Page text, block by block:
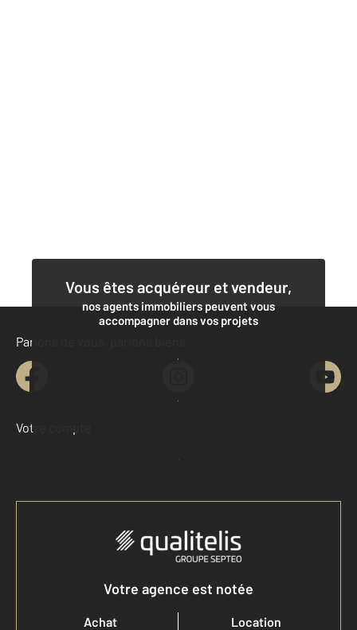
Vous êtes acquéreur et vendeur,
nos agents immobiliers peuvent vous
accompagner dans vos projets
Contacter l'agence
Demander une estimation
Parlons de vous, parlons biens
Votre compte :
Accéder à mon compte
Votre agence est notée
Achat
Location